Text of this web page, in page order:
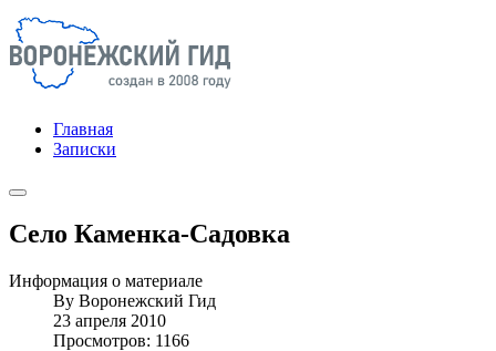
Главная
Записки
Село Каменка-Садовка
Информация о материале
By Воронежский Гид
23 апреля 2010
Просмотров: 1166